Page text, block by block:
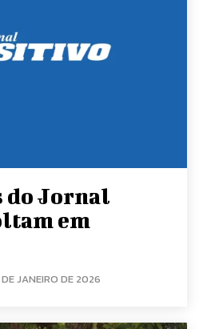
do Jornal
em
JANEIRO DE 2026